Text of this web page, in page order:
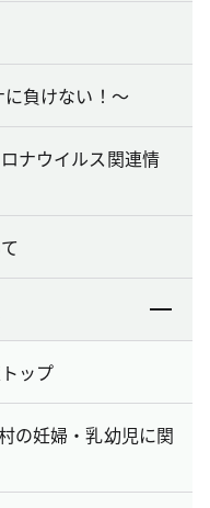
負けない！～
ナウイルス関連情
ップ
の妊婦・乳幼児に関